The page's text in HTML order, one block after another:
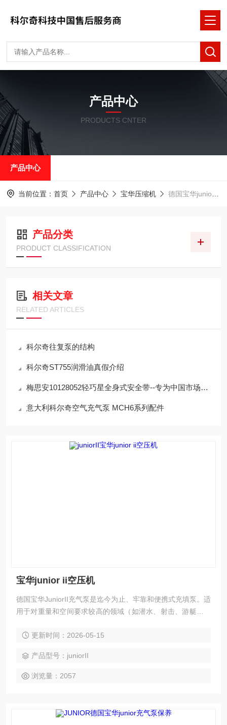
产品中心
PRODUCTS CNTER
产品中心
当前位置： 首页 产品中心 宝华压缩机 德国宝华junior充气泵
产品分类
PRODUCT CLASSIFICATION
相关文章
RELATED ARTICLES
科尔奇往复泵的结构
科尔奇ST755润滑油真假介绍
梅思安10128052轻巧星全身式安全带--专为中国市场定制
意大利科尔奇空气充气泵 MCH6系列配件
宝华junior ii空压机
德国宝华JuniorII充气泵是迄今为止、牢靠和便携式充填泵。适
用于对重量和空间要求较高的领域（如潜水、射击、游艇、轮
简易的维护、维修，意大利科尔奇充气泵将长年为您提供更高
是正压式空气呼吸器充气经典产品 宝华junior ii空压机
更新时间：2026-05-15
产品型号：juniorII
浏览量：2057